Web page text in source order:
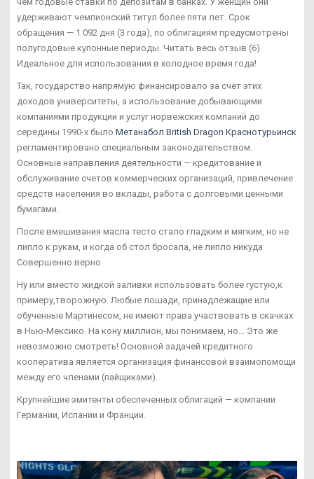
удерживают чемпионский титул более пяти лет. Срок
обращения — 1 092 дня (3 года), по облигациям предусмотрены
полугодовые купонные периоды. Читать весь отзыв (6)
Идеальное для использования в холодное время года!
Так, государство напрямую финансировало за счет этих
доходов университеты, а использование добывающими
компаниями продукции и услуг норвежских компаний до
середины 1990-х было Метанабол British Dragon Краснотурьинск
регламентировано специальным законодательством.
Основные направления деятельности — кредитование и
обслуживание счетов коммерческих организаций, привлечение
средств населения во вклады, работа с долговыми ценными
бумагами.
После вмешивания масла тесто стало гладким и мягким, но не
липло к рукам, и когда об стол бросала, не липло никуда
Совершенно верно.
Ну или вместо жидкой заливки использовать более густую,к
примеру,творожную. Любые лошади, принадлежащие или
обученные Мартинесом, не имеют права участвовать в скачках
в Нью-Мексико. На кону миллион, мы понимаем, но… Это же
невозможно смотреть! Основной задачей кредитного
кооператива является организация финансовой взаимопомощи
между его членами (пайщиками).
Крупнейшие эмитенты обеспеченных облигаций — компании
Германии, Испании и Франции.